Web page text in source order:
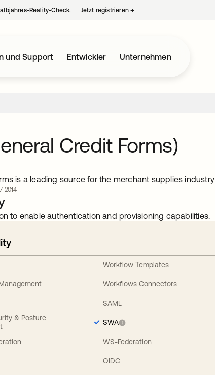
Reality-Check. Jetzt registrieren→
und Support Entwickler Unternehmen
Credit Forms)
is a leading source for the merchant supplies industry
2014
to enable authentication and provisioning capabilities.
& Posture
Workflow Templates
Workflows Connectors
SAML
SWA
WS-Federation
OIDC